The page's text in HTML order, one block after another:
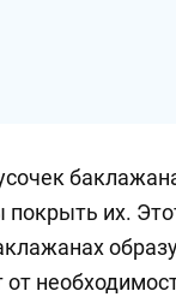
покрыть их.